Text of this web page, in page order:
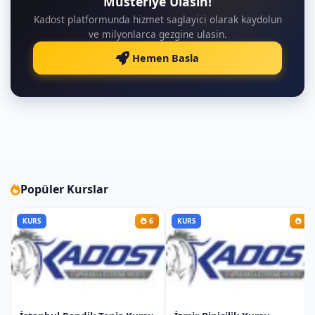
hareketleri
Esneme teknikleri ve esnemenin
faydaları
Raket Tutuş Teknikleri:
Raketin doğru şekilde tutulması
Forehand Vuruş Teknikleri:
Forehand vuruşun temelleri
Doğru duruş ve ayak pozisyonları
Forehand vuruş pratiği
Ayak Hareketleri:
Kort içinde doğru hareket teknikleri
Kadost platformunda hizmet saglayici olarak kaydolun
ve milyonlarca gezgine ulasin.
Hemen Basla
Popüler Kurslar
KURS 6 KURS 5